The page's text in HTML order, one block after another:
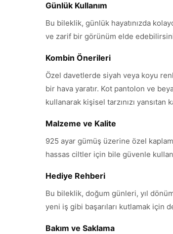
Günlük Kullanım
Bu bileklik, günlük hayatınızda
ve zarif bir görünüm elde
Kombin Önerileri
Özel davetlerde siyah veya koyu
bir hava yaratır. Kot pantolon ve
kullanarak kişisel tarzınızı
Malzeme ve Kalite
925 ayar gümüş üzerine özel
hassas ciltler için bile güvenle
Hediye Rehberi
Bu bileklik, doğum günleri, yıl
yeni iş gibi başarıları kutlamak için
Bakım ve Saklama